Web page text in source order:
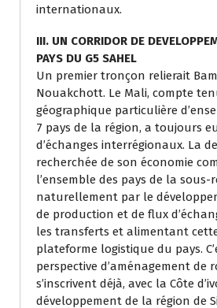
internationaux.
III. UN CORRIDOR DE
PAYS DU G5 SAHEL
Un premier tronçon relierait
Nouakchott. Le Mali, compte
géographique particulière
7 pays de la région, a toujours
d’échanges interrégionaux. La
recherchée de son économie
l’ensemble des pays de la sous-
naturellement par le
de production et de flux
les transferts et alimentant
plateforme logistique du pays.
perspective d’aménagement de
s’inscrivent déjà, avec la Côte
développement de la région de